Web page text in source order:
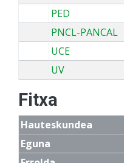
PED
PNCL-PANCAL
UCE
UV
Fitxa
Hauteskundea
Eguna